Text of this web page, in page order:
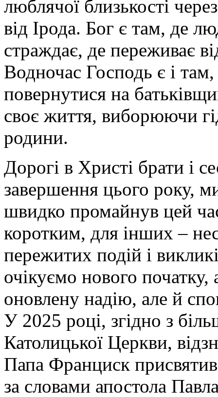
люблячої близькості
від Ірода. Бог є там, де
страждає, де переживає
Водночас Господь є і
повернутися на
своє життя, виборюючи
родини.
Дорогі в Христі брати і
завершення цього року,
швидко промайнув цей
коротким, для інших –
пережитих подій і
очікуємо нового
оновлену надію, але й
У 2025 році, згідно з
Католицької Церкви,
Папа Франциск
за словами апостола